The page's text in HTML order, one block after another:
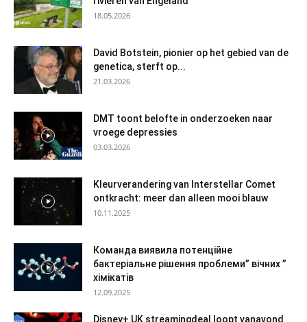
18.05.2026
David Botstein, pionier op het gebied van de
genetica, sterft op...
21.03.2026
DMT toont belofte in onderzoeken naar
vroege depressies
03.03.2026
Kleurverandering van Interstellar Comet
ontkracht: meer dan alleen mooi blauw
10.11.2025
Команда виявила потенційне
бактеріальне рішення проблеми” вічних ”
хімікатів
12.09.2025
Disney+ UK streamingdeal loopt vanavond